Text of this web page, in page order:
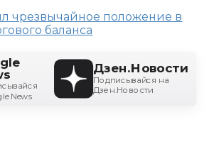
чрезвычайное положение в
баланса
News
Дзен.Новости
Подписывайся на
Дзен.Новости